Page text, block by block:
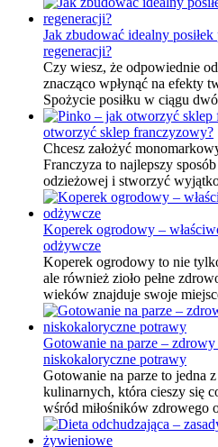
Jak zbudować idealny
regeneracji?
Czy wiesz, że odpowiednie
znacząco wpłynąć na efekty
Spożycie posiłku w ciągu
otworzyć sklep franczyzowy?
Chcesz założyć
Franczyza to najlepszy
odzieżowej i stworzyć
Koperek ogrodowy –
odżywcze
Koperek ogrodowy to nie
ale również zioło pełne
wieków znajduje swoje
Gotowanie na parze – zdrowy
niskokaloryczne potrawy
Gotowanie na parze to jedna
kulinarnych, która cieszy się
wśród miłośników